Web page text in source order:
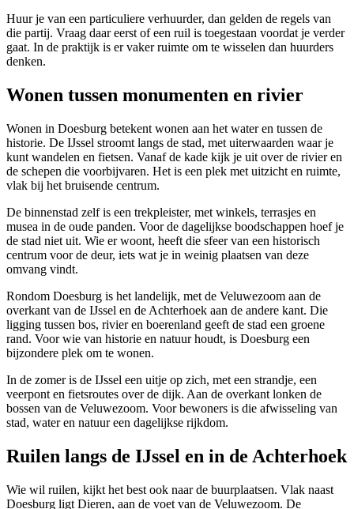
Huur je van een particuliere verhuurder, dan gelden de regels van
die partij. Vraag daar eerst of een ruil is toegestaan voordat je verder
gaat. In de praktijk is er vaker ruimte om te wisselen dan huurders
denken.
Wonen tussen monumenten en rivier
Wonen in Doesburg betekent wonen aan het water en tussen de
historie. De IJssel stroomt langs de stad, met uiterwaarden waar je
kunt wandelen en fietsen. Vanaf de kade kijk je uit over de rivier en
de schepen die voorbijvaren. Het is een plek met uitzicht en ruimte,
vlak bij het bruisende centrum.
De binnenstad zelf is een trekpleister, met winkels, terrasjes en
musea in de oude panden. Voor de dagelijkse boodschappen hoef je
de stad niet uit. Wie er woont, heeft die sfeer van een historisch
centrum voor de deur, iets wat je in weinig plaatsen van deze
omvang vindt.
Rondom Doesburg is het landelijk, met de Veluwezoom aan de
overkant van de IJssel en de Achterhoek aan de andere kant. Die
ligging tussen bos, rivier en boerenland geeft de stad een groene
rand. Voor wie van historie en natuur houdt, is Doesburg een
bijzondere plek om te wonen.
In de zomer is de IJssel een uitje op zich, met een strandje, een
veerpont en fietsroutes over de dijk. Aan de overkant lonken de
bossen van de Veluwezoom. Voor bewoners is die afwisseling van
stad, water en natuur een dagelijkse rijkdom.
Ruilen langs de IJssel en in de Achterhoek
Wie wil ruilen, kijkt het best ook naar de buurplaatsen. Vlak naast
Doesburg ligt Dieren, aan de voet van de Veluwezoom. De